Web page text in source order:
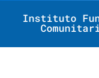
Instituto